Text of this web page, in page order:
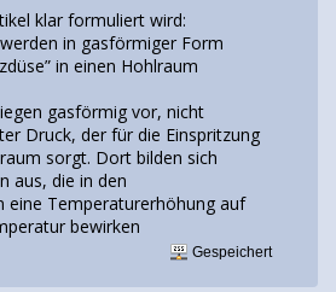
klar formuliert wird:
in gasförmiger Form
in einen Hohlraum
gasförmig vor, nicht
Druck, der für die Einspritzung
sorgt. Dort bilden sich
aus, die in den
eine Temperaturerhöhung auf
bewirken
Gespeichert